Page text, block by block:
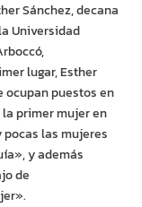
Sánchez, decana
Universidad
lugar, Esther
ocupan puestos en
primer mujer en
pocas las mujeres
y además
de